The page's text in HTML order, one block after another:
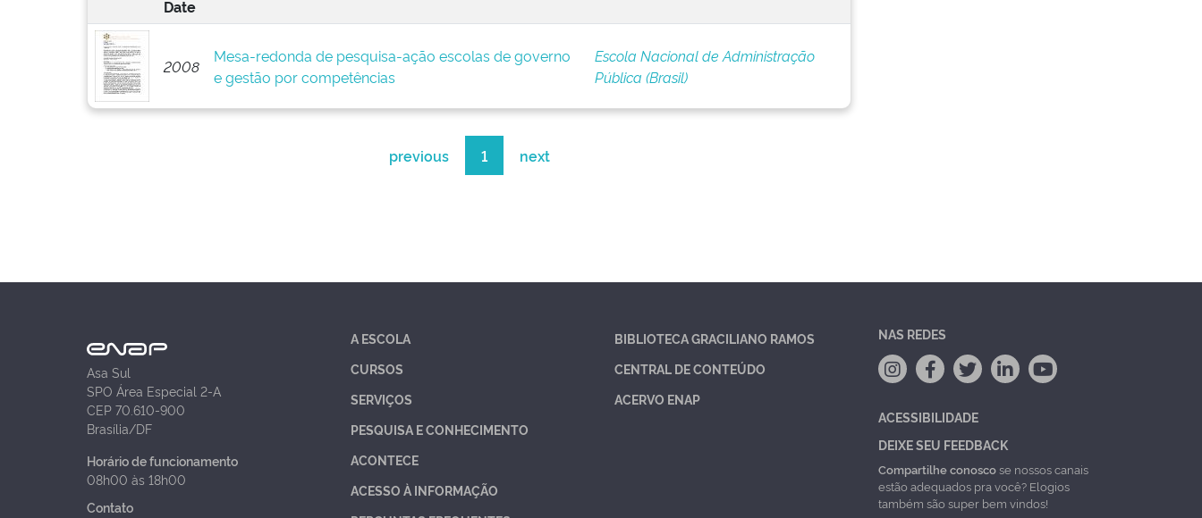
Date
2008
Mesa-redonda de pesquisa-ação escolas de governo
e gestão por competências
Escola Nacional de Administração
Pública (Brasil)
previous 1 next
Asa Sul
SPO Área Especial 2-A
CEP 70.610-900
Brasília/DF
Horário de funcionamento
08h00 às 18h00
Contato
A ESCOLA
CURSOS
SERVIÇOS
PESQUISA E CONHECIMENTO
ACONTECE
ACESSO À INFORMAÇÃO
BIBLIOTECA GRACILIANO RAMOS
CENTRAL DE CONTEÚDO
ACERVO ENAP
NAS REDES
ACESSIBILIDADE
DEIXE SEU FEEDBACK
Compartilhe conoscose nossos canais
estão adequados pra você? Elogios
também são super bem vindos!